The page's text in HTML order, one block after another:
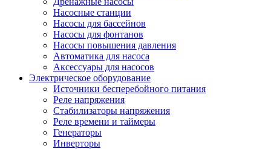
Насосные станции
Насосы для бассейнов
Насосы для фонтанов
Насосы повышения давления
Автоматика для насоса
Аксессуары для насосов
Электрическое оборудование
Источники бесперебойного питания
Реле напряжения
Стабилизаторы напряжения
Реле времени и таймеры
Генераторы
Инверторы